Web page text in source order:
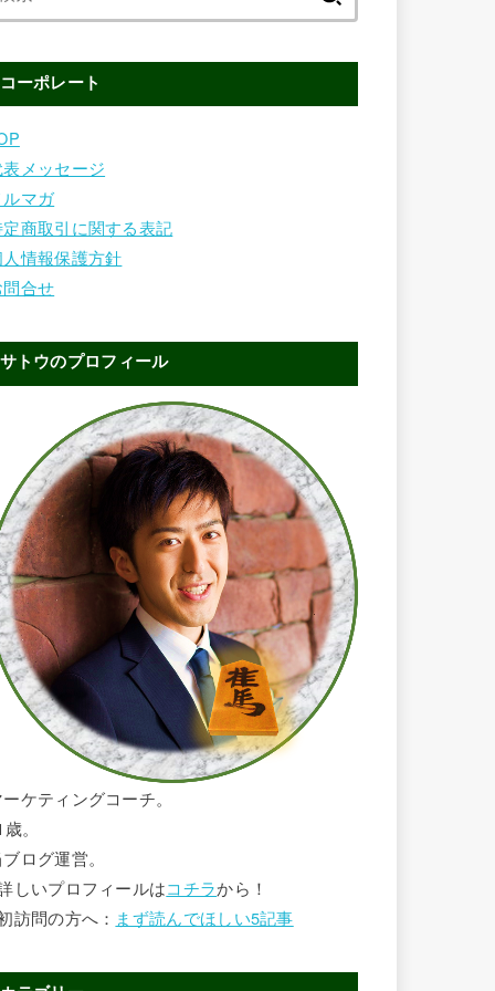
コーポレート
メッセージ
マガ
商取引に関する表記
情報保護方針
合せ
サトウのプロフィール
ケティングコーチ。
。
ログ運営。
しいプロフィールはコチラから！
訪問の方へ： まず読んでほしい5記事